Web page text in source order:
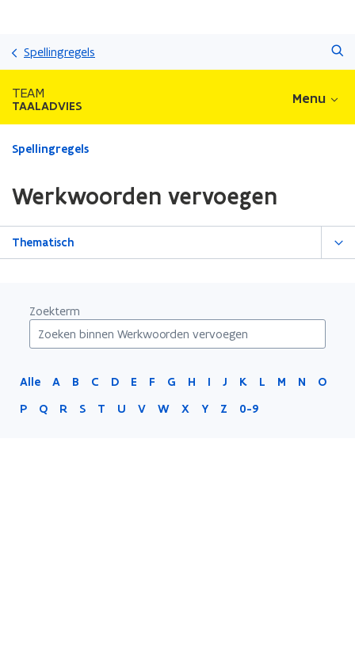
Spellingregels
TEAM
TAALADVIES Menu
Gedaan
zich
op:
Werkwoorden
Spellingregels
Werkwoorden vervoegen
Thematisch
Zoekterm
Alle A B C D E F G H I J K L M N
O
P
Q R S T U V W X Y Z 0-9